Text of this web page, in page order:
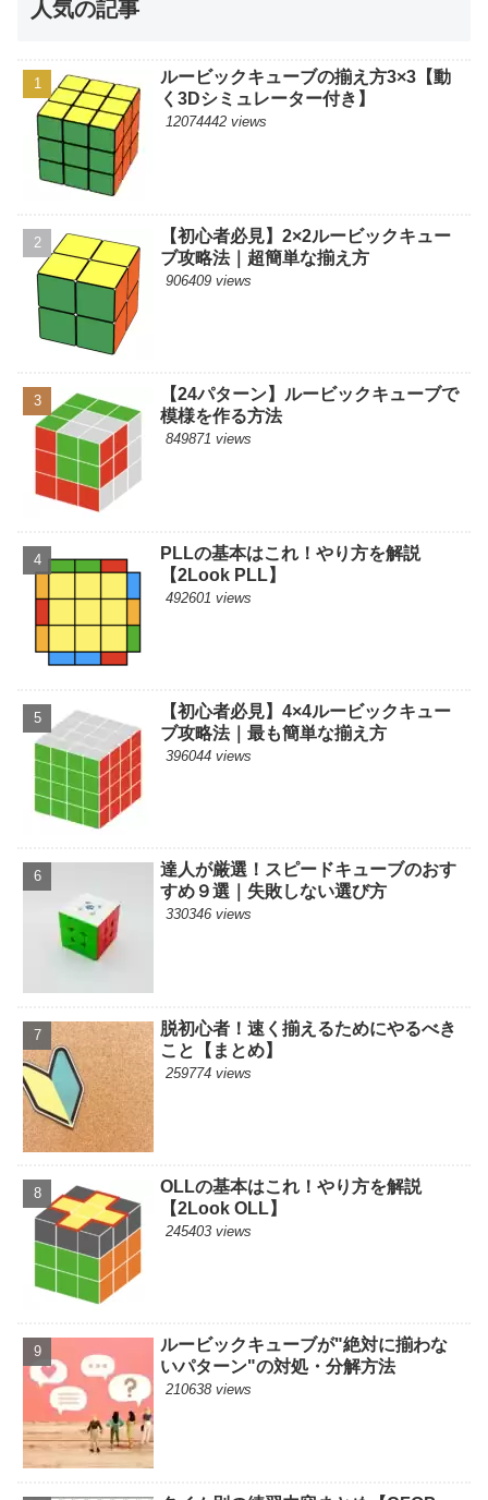
人気の記事
ルービックキューブの揃え方3×3【動
く3Dシミュレーター付き】
12074442 views
【初心者必見】2×2ルービックキュー
ブ攻略法｜超簡単な揃え方
906409 views
【24パターン】ルービックキューブで
模様を作る方法
849871 views
PLLの基本はこれ！やり方を解説
【2Look PLL】
492601 views
【初心者必見】4×4ルービックキュー
ブ攻略法｜最も簡単な揃え方
396044 views
達人が厳選！スピードキューブのおす
すめ９選｜失敗しない選び方
330346 views
脱初心者！速く揃えるためにやるべき
こと【まとめ】
259774 views
OLLの基本はこれ！やり方を解説
【2Look OLL】
245403 views
ルービックキューブが"絶対に揃わな
いパターン"の対処・分解方法
210638 views